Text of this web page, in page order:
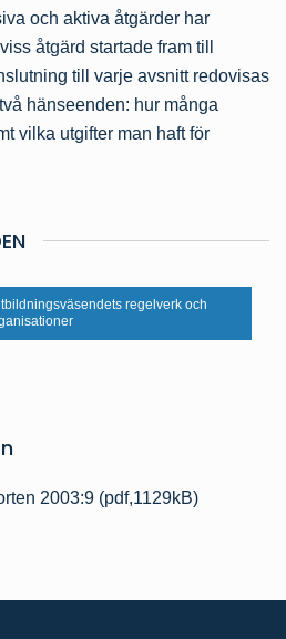
och aktiva åtgärder har
åtgärd startade fram till
till varje avsnitt redovisas
hänseenden: hur många
vilka utgifter man haft för
regelverk och
2003:9 (pdf,1129kB)